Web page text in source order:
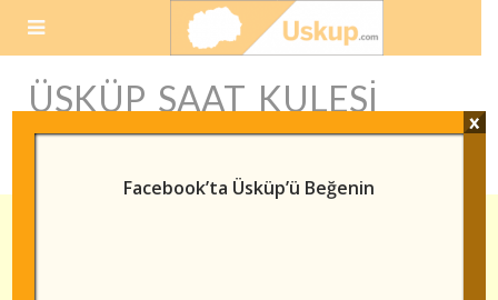
ÜSKÜP SAAT KULESI
FOTOĞRAFLARI
Facebook’ta Üsküp’ü Beğenin
x